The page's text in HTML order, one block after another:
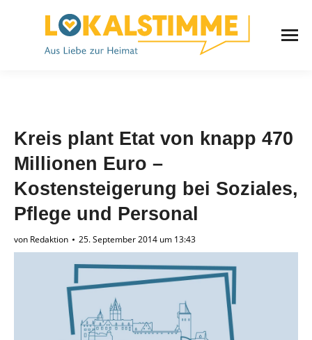
Kreis plant Etat von knapp 470
Millionen Euro –
Kostensteigerung bei Soziales,
Pflege und Personal
von Redaktion 25. September 2014 um 13:43